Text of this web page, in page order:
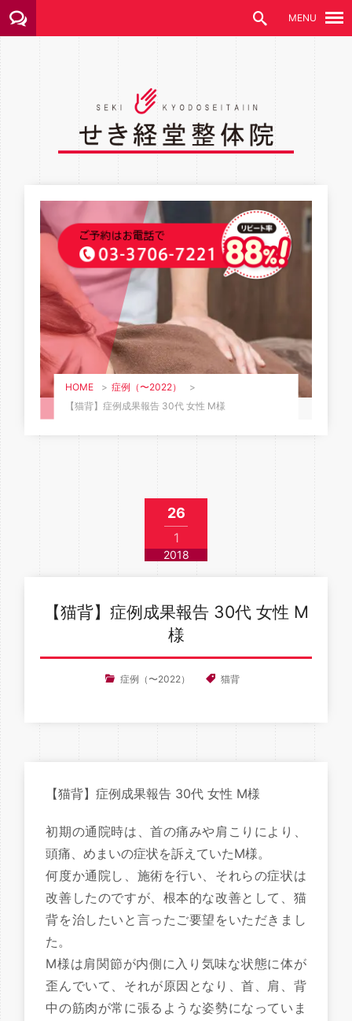
HOME > 症例（〜2022）
>
【猫背】症例成果報告 30代 女性 M様
26
1
2018
【猫背】症例成果報告 30代 女性 M
様
症例（〜2022） 猫背
【猫背】症例成果報告 30代 女性 M様
初期の通院時は、首の痛みや肩こりにより、
頭痛、めまいの症状を訴えていたM様。
何度か通院し、施術を行い、それらの症状は
改善したのですが、根本的な改善として、猫
背を治したいと言ったご要望をいただきまし
た。
M様は肩関節が内側に入り気味な状態に体が
歪んでいて、それが原因となり、首、肩、背
中の筋肉が常に張るような姿勢になっていま